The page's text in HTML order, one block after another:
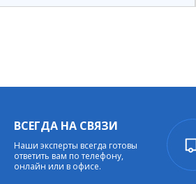
ВСЕГДА НА СВЯЗИ
Наши эксперты всегда готовы
ответить вам по телефону,
онлайн или в офисе.